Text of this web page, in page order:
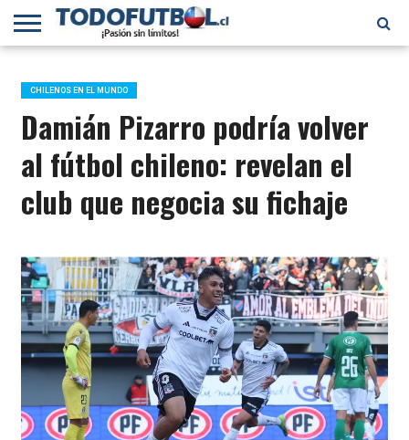
PRIMERA
B
SELECCIÓN
CHILENA
CHILENOS
EN EL
MUNDO
FÚTBOL
INTERNACIONAL
CHILENOS EN EL MUNDO
Damián Pizarro podría volver
al fútbol chileno: revelan el
club que negocia su fichaje